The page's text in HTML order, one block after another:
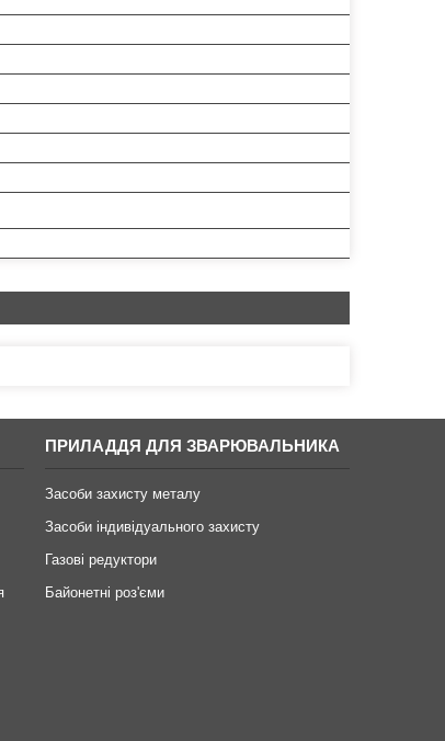
ПРИЛАДДЯ ДЛЯ ЗВАРЮВАЛЬНИКА
Засоби захисту металу
Засоби індивідуального захисту
Газові редуктори
Байонетні роз'єми